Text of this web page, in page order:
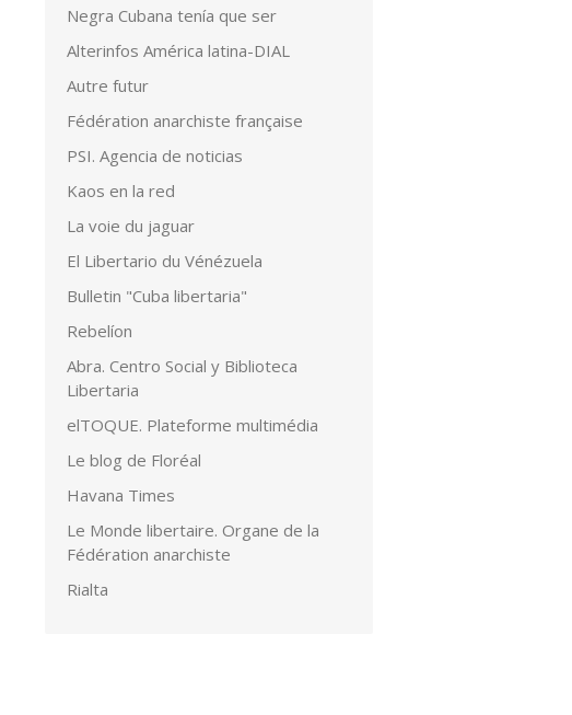
Negra Cubana tenía que ser
Alterinfos América latina-DIAL
Autre futur
Fédération anarchiste française
PSI. Agencia de noticias
Kaos en la red
La voie du jaguar
El Libertario du Vénézuela
Bulletin "Cuba libertaria"
Rebelíon
Abra. Centro Social y Biblioteca
Libertaria
elTOQUE. Plateforme multimédia
Le blog de Floréal
Havana Times
Le Monde libertaire. Organe de la
Fédération anarchiste
Rialta